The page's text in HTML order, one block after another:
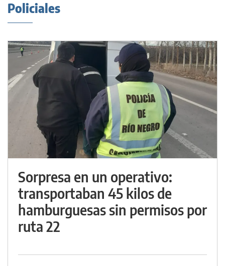
Policiales
Sorpresa en un operativo:
transportaban 45 kilos de
hamburguesas sin permisos por
ruta 22